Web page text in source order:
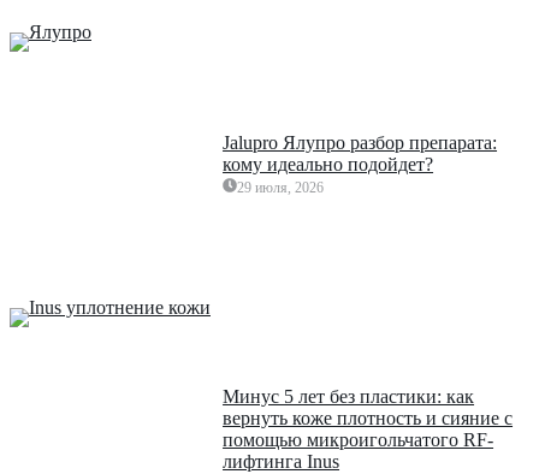
Jalupro Ялупро разбор препарата:
кому идеально подойдет?
29 июля, 2026
Минус 5 лет без пластики: как
вернуть коже плотность и сияние с
помощью микроигольчатого RF-
лифтинга Inus